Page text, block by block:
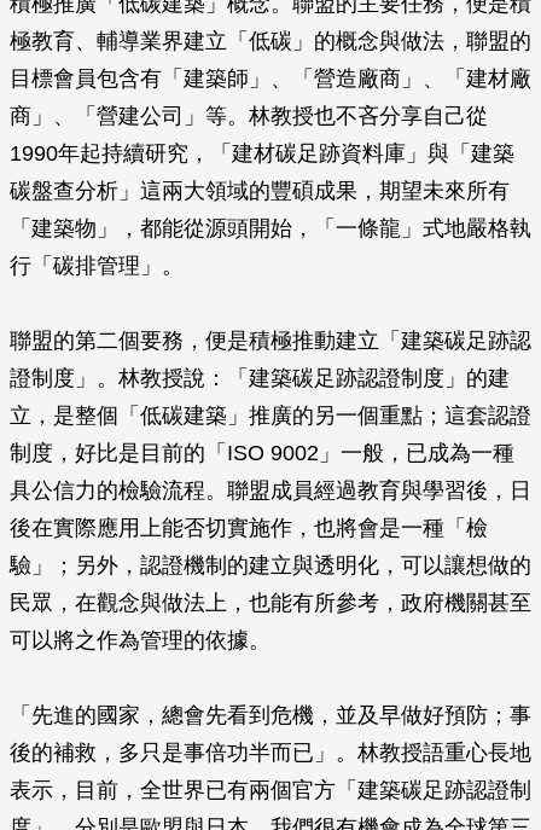
極教育、輔導業界建立「低碳」的概念與做法，聯盟的
目標會員包含有「建築師」、「營造廠商」、「建材廠
商」、「營建公司」等。林教授也不吝分享自己從
1990年起持續研究，「建材碳足跡資料庫」與「建築
碳盤查分析」這兩大領域的豐碩成果，期望未來所有
「建築物」，都能從源頭開始，「一條龍」式地嚴格執
行「碳排管理」。
聯盟的第二個要務，便是積極推動建立「建築碳足跡認
證制度」。林教授說：「建築碳足跡認證制度」的建
立，是整個「低碳建築」推廣的另一個重點；這套認證
制度，好比是目前的「ISO 9002」一般，已成為一種
具公信力的檢驗流程。聯盟成員經過教育與學習後，日
後在實際應用上能否切實施作，也將會是一種「檢
驗」；另外，認證機制的建立與透明化，可以讓想做的
民眾，在觀念與做法上，也能有所參考，政府機關甚至
可以將之作為管理的依據。
「先進的國家，總會先看到危機，並及早做好預防；事
後的補救，多只是事倍功半而已」。林教授語重心長地
表示，目前，全世界已有兩個官方「建築碳足跡認證制